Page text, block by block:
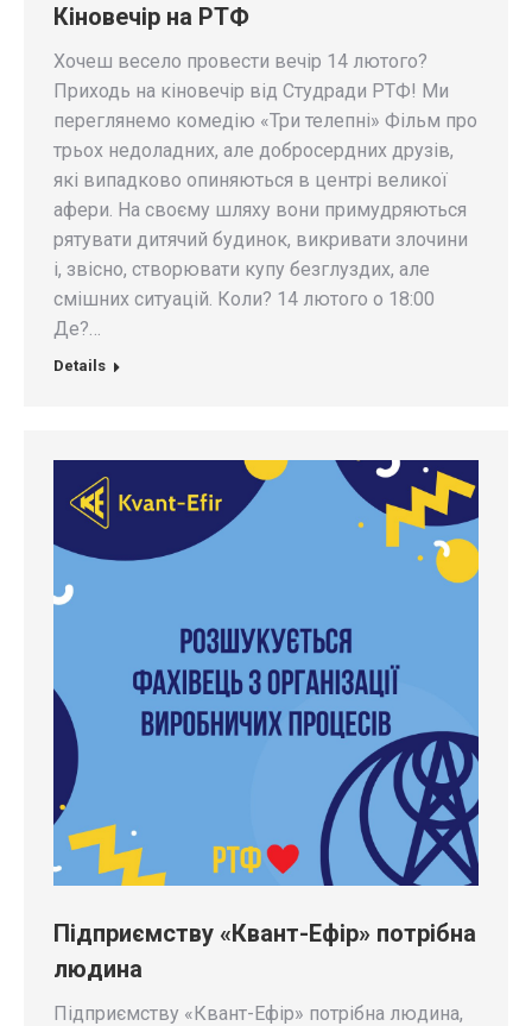
Кіновечір на РТФ
Хочеш весело провести вечір 14 лютого?
Приходь на кіновечір від Студради РТФ! Ми
переглянемо комедію «Три телепні» Фільм про
трьох недоладних, але добросердних друзів,
які випадково опиняються в центрі великої
афери. На своєму шляху вони примудряються
рятувати дитячий будинок, викривати злочини
і, звісно, створювати купу безглуздих, але
смішних ситуацій. Коли? 14 лютого о 18:00
Де?…
Details
Підприємству «Квант-Ефір» потрібна
людина
Підприємству «Квант-Ефір» потрібна людина,